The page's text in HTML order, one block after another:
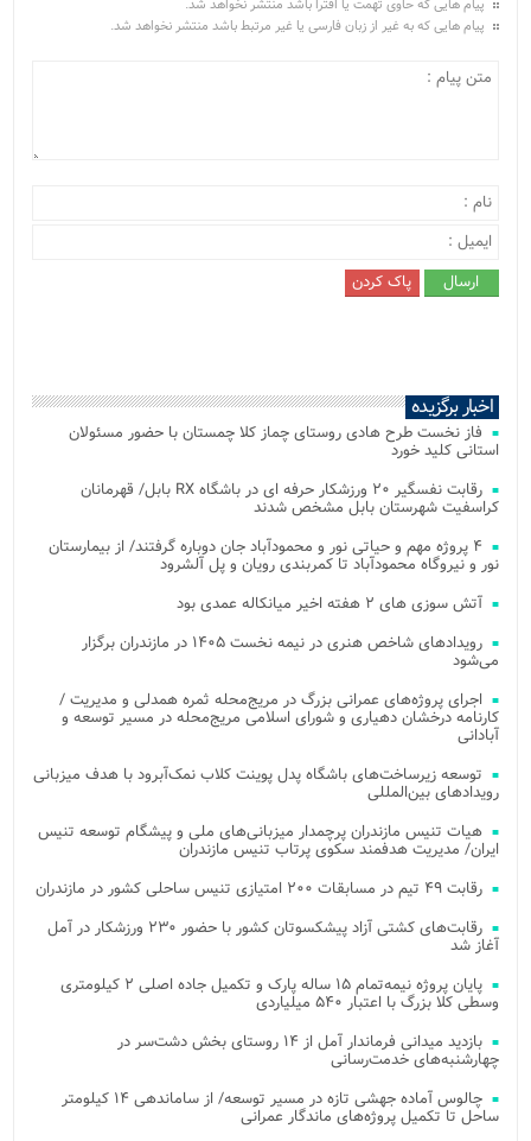
پیام هایی که حاوی تهمت یا افترا باشد منتشر نخواهد شد.
پیام هایی که به غیر از زبان فارسی یا غیر مرتبط باشد منتشر نخواهد شد.
اخبار برگزیده
فاز نخست طرح هادی روستای چماز کلا چمستان با حضور مسئولان
استانی کلید خورد
رقابت نفسگیر ۲۰ ورزشکار حرفه ای در باشگاه RX بابل/ قهرمانان
کراسفیت شهرستان بابل مشخص شدند
۴ پروژه مهم و حیاتی نور و محمودآباد جان دوباره گرفتند/ از بیمارستان
نور و نیروگاه محمودآباد تا کمربندی رویان و پل آلشرود
آتش‌ سوزی‌ های ۲ هفته اخیر میانکاله عمدی بود
رویدادهای شاخص هنری در نیمه نخست ۱۴۰۵ در مازندران برگزار
می‌شود
اجرای پروژه‌های عمرانی بزرگ در مریج‌محله ثمره همدلی و مدیریت /
کارنامه درخشان دهیاری و شورای اسلامی مریج‌محله در مسیر توسعه و
آبادانی
توسعه زیرساخت‌های باشگاه پدل پوینت کلاب نمک‌آبرود با هدف میزبانی
رویدادهای بین‌المللی
هیات تنیس مازندران پرچمدار میزبانی‌های ملی و پیشگام توسعه تنیس
ایران/ مدیریت هدفمند سکوی پرتاب تنیس مازندران
رقابت ۴۹ تیم در مسابقات ۲۰۰ امتیازی تنیس ساحلی کشور در مازندران
رقابت‌های کشتی آزاد پیشکسوتان کشور با حضور ۲۳۰ ورزشکار در آمل
آغاز شد
پایان پروژه نیمه‌تمام ۱۵ ساله پارک و تکمیل جاده اصلی ۲ کیلومتری
وسطی کلا بزرگ با اعتبار ۵۴۰ میلیاردی
بازدید میدانی فرماندار آمل از ۱۴ روستای بخش دشت‌سر در
چهارشنبه‌های خدمت‌رسانی
چالوس آماده جهشی تازه در مسیر توسعه/ از ساماندهی ۱۴ کیلومتر
ساحل تا تکمیل پروژه‌های ماندگار عمرانی